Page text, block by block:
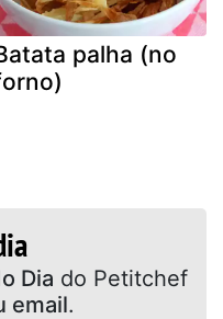
palha (no
Dia do Petitchef
email.